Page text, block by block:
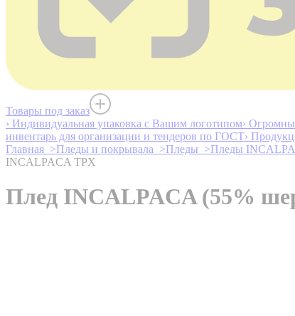
Товары под заказ
› Индивидуальная упаковка с Вашим логотипом›
инвентарь для организации и тендеров по ГОСТ›
Главная >Пледы и покрывала >Пледы >Пледы
INCALPACA TPX
Плед INCALPACA (55%